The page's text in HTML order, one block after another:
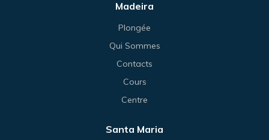
Madeira
Plongée
Qui Sommes
Contacts
Cours
Centre
Santa Maria